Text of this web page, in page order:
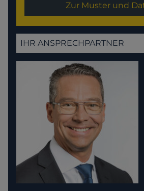
Zur Muster und
IHR ANSPRECHPARTNER